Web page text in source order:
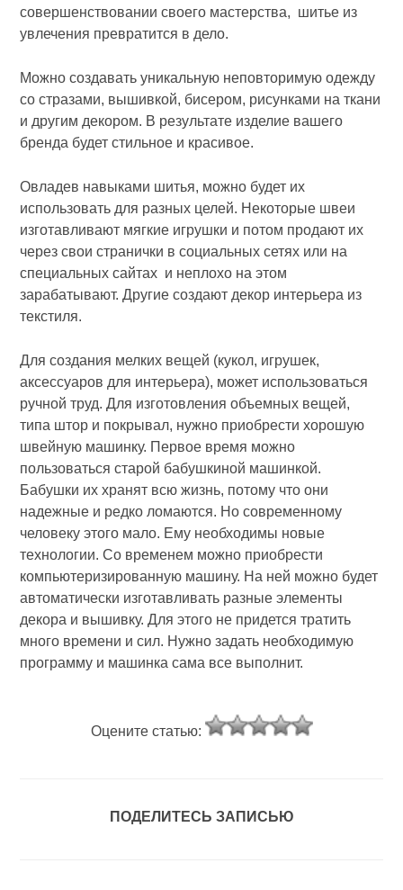
совершенствовании своего мастерства, шитье из
увлечения превратится в дело.
Можно создавать уникальную неповторимую одежду
со стразами, вышивкой, бисером, рисунками на ткани
и другим декором. В результате изделие вашего
бренда будет стильное и красивое.
Овладев навыками шитья, можно будет их
использовать для разных целей. Некоторые швеи
изготавливают мягкие игрушки и потом продают их
через свои странички в социальных сетях или на
специальных сайтах и неплохо на этом
зарабатывают. Другие создают декор интерьера из
текстиля.
Для создания мелких вещей (кукол, игрушек,
аксессуаров для интерьера), может использоваться
ручной труд. Для изготовления объемных вещей,
типа штор и покрывал, нужно приобрести хорошую
швейную машинку. Первое время можно
пользоваться старой бабушкиной машинкой.
Бабушки их хранят всю жизнь, потому что они
надежные и редко ломаются. Но современному
человеку этого мало. Ему необходимы новые
технологии. Со временем можно приобрести
компьютеризированную машину. На ней можно будет
автоматически изготавливать разные элементы
декора и вышивку. Для этого не придется тратить
много времени и сил. Нужно задать необходимую
программу и машинка сама все выполнит.
Оцените статью:
ПОДЕЛИТЕСЬ ЗАПИСЬЮ